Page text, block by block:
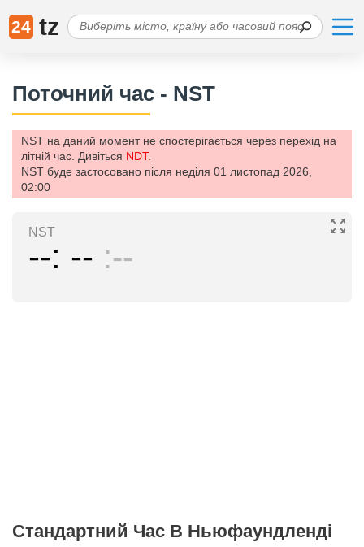
24 tz
Поточний час - NST
NST на даний момент не спостерігається через перехід на
літній час. Дивіться NDT.
NST буде застосовано після неділя 01 листопад 2026,
02:00
NST
-- -- --
Стандартний Час В Ньюфаундленді